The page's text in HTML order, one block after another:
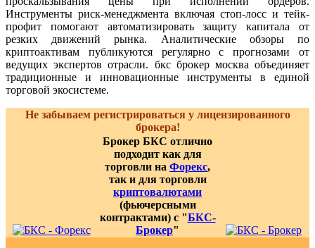
Инструменты риск-менеджмента включая стоп-лосс и тейк-
профит помогают автоматизировать защиту капитала от
резких движений рынка. Аналитические обзоры по
криптоактивам публикуются регулярно с прогнозами от
ведущих экспертов отрасли. бкс брокер москва объединяет
традиционные и инновационные инструменты в единой
торговой экосистеме.
Не забываем регистрироваться у лицензированного
брокера!
Брокер БКС отлично
подходит как для
торговли на Форекс,
так и для торговли
криптовалютами
(фьючерсными
контрактами) с "БКС-
Брокер"